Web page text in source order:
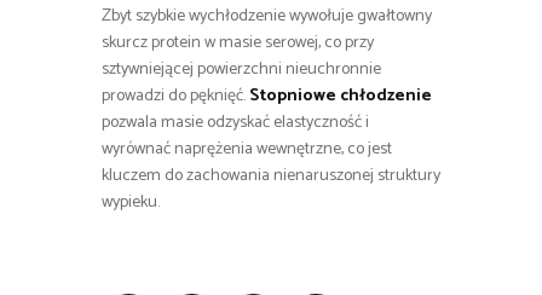
Zbyt szybkie wychłodzenie wywołuje gwałtowny
skurcz protein w masie serowej, co przy
sztywniejącej powierzchni nieuchronnie
prowadzi do pęknięć.Stopniowe chłodzenie
pozwala masie odzyskać elastyczność i
wyrównać naprężenia wewnętrzne, co jest
kluczem do zachowania nienaruszonej struktury
wypieku.